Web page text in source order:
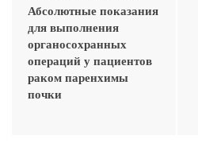
Абсолютные показания
для выполнения
органосохранных
операций у пациентов
раком паренхимы
почки